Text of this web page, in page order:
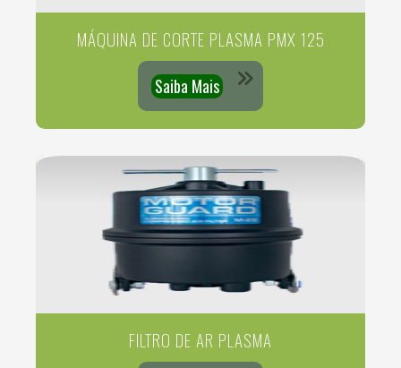
MÁQUINA DE CORTE PLASMA PMX 125
Saiba Mais
FILTRO DE AR PLASMA